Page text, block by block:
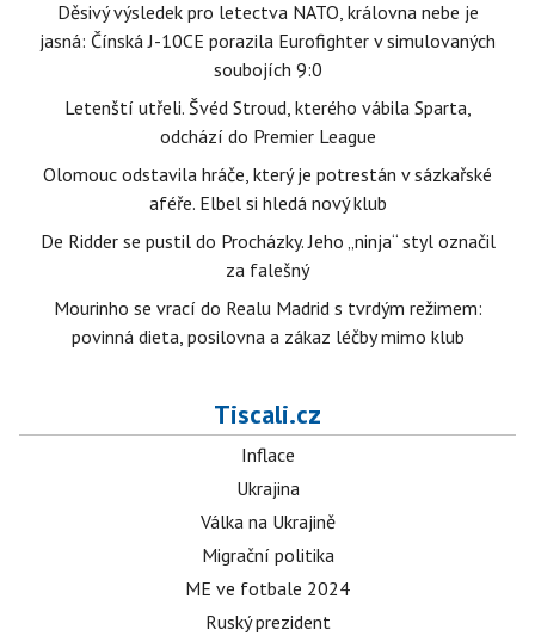
Děsivý výsledek pro letectva NATO, královna nebe je
jasná: Čínská J-10CE porazila Eurofighter v simulovaných
soubojích 9:0
Letenští utřeli. Švéd Stroud, kterého vábila Sparta,
odchází do Premier League
Olomouc odstavila hráče, který je potrestán v sázkařské
aféře. Elbel si hledá nový klub
De Ridder se pustil do Procházky. Jeho „ninja“ styl označil
za falešný
Mourinho se vrací do Realu Madrid s tvrdým režimem:
povinná dieta, posilovna a zákaz léčby mimo klub
Tiscali.cz
Inflace
Ukrajina
Válka na Ukrajině
Migrační politika
ME ve fotbale 2024
Ruský prezident